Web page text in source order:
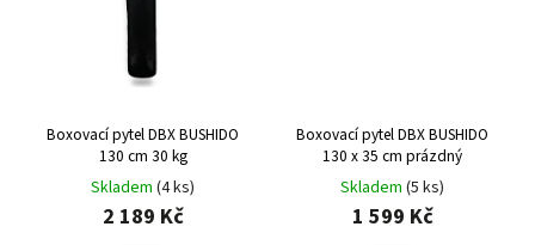
Boxovací pytel DBX BUSHIDO
130 cm 30 kg
Skladem (4 ks)
2 189 Kč
Boxovací pytel DBX BUSHIDO
130 x 35 cm prázdný
Skladem (5 ks)
1 599 Kč